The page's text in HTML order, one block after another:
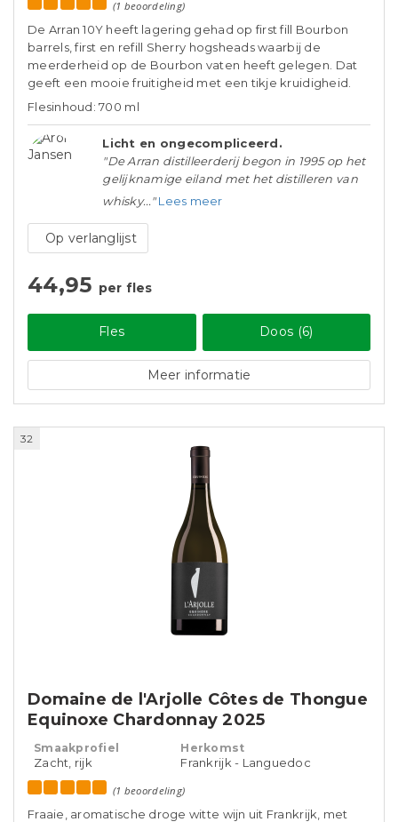
(1 beoordeling)
De Arran 10Y heeft lagering gehad op first fill Bourbon
barrels, first en refill Sherry hogsheads waarbij de
meerderheid op de Bourbon vaten heeft gelegen. Dat
geeft een mooie fruitigheid met een tikje kruidigheid.
Flesinhoud: 700 ml
Licht en ongecompliceerd.
"De Arran distilleerderij begon in 1995 op het
gelijknamige eiland met het distilleren van
whisky..." Lees meer
Op verlanglijst
44,95 per fles
Fles Doos (6)
Meer informatie
32
Domaine de l'Arjolle Côtes de Thongue
Equinoxe Chardonnay 2025
Smaakprofiel
Zacht, rijk
Herkomst
Frankrijk - Languedoc
(1 beoordeling)
Fraaie, aromatische droge witte wijn uit Frankrijk, met